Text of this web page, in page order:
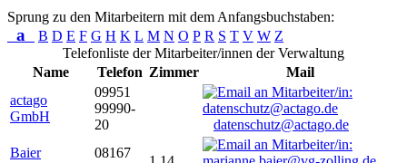
Sprung zu den Mitarbeitern mit dem Anfangsbuchstaben:
a B D E F G H K L M N O P R S T V W Z
Telefonliste der Mitarbeiter/innen der Verwaltung
Name
Telefon Zimmer
Mail
actago
GmbH
09951
99990-
20
datenschutz@actago.de
Baier
08167